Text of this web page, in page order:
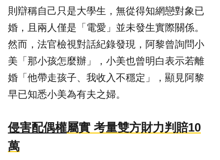
則辯稱自己只是大學生，無從得知網戀對象已
婚，且兩人僅是「電愛」並未發生實際關係。
然而，法官檢視對話紀錄發現，阿黎曾詢問小
美「那小孩怎麼辦」，小美也曾明白表示若離
婚「他帶走孩子、我收入不穩定」，顯見阿黎
早已知悉小美為有夫之婦。
侵害配偶權屬實 考量雙方財力判賠10
萬